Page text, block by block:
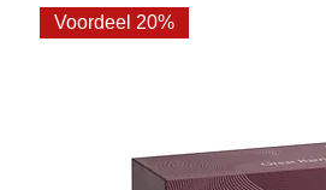
Voordeel 20%